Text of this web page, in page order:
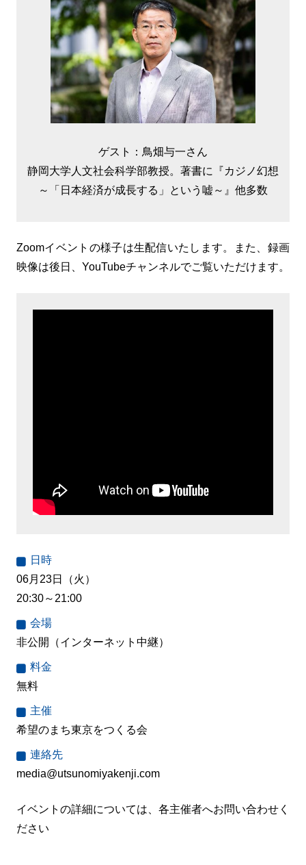
ゲスト：鳥畑与一さん
静岡大学人文社会科学部教授。著書に『カジノ幻想
～「日本経済が成長する」という嘘～』他多数
Zoomイベントの様子は生配信いたします。また、録画
映像は後日、YouTubeチャンネルでご覧いただけます。
日時
06月23日（火）
20:30～21:00
会場
非公開（インターネット中継）
料金
無料
主催
希望のまち東京をつくる会
連絡先
media@utsunomiyakenji.com
イベントの詳細については、各主催者へお問い合わせく
ださい